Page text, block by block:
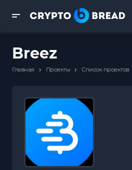
Breez
Главная › Проекты › Список проектов